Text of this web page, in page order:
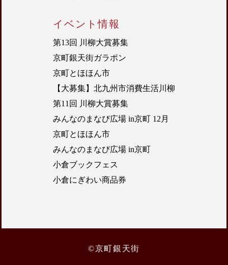
イベント情報
第13回 川柳大賞募集
京町銀天街ガラポン
京町とほほん市
【大募集】北九州市消費生活川柳
第11回 川柳大賞募集
みんなのまなび広場 in京町 12月
京町とほほん市
みんなのまなび広場 in京町
小倉ブックフェス
小倉にぎわい商品券
©京町銀天街